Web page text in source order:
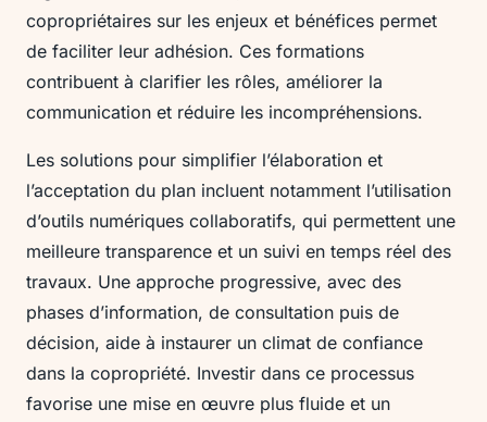
copropriétaires sur les enjeux et bénéfices permet
de faciliter leur adhésion. Ces formations
contribuent à clarifier les rôles, améliorer la
communication et réduire les incompréhensions.
Les solutions pour simplifier l’élaboration et
l’acceptation du plan incluent notamment l’utilisation
d’outils numériques collaboratifs, qui permettent une
meilleure transparence et un suivi en temps réel des
travaux. Une approche progressive, avec des
phases d’information, de consultation puis de
décision, aide à instaurer un climat de confiance
dans la copropriété. Investir dans ce processus
favorise une mise en œuvre plus fluide et un